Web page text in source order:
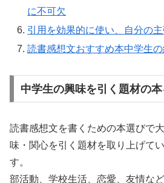
に不可欠
引用を効果的に使い、自分の
読書感想文おすすめ本中学生
中学生の興味を引く題材の
読書感想文を書くための本選びで
味・関心を引く題材を取り上げて
す。
部活動、学校生活、恋愛、友情な